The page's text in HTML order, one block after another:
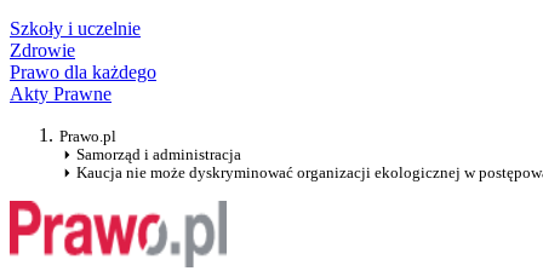
Szkoły i uczelnie
Zdrowie
Prawo dla każdego
Akty Prawne
Prawo.pl
Samorząd i administracja
Kaucja nie może dyskryminować organizacji ekologicznej w